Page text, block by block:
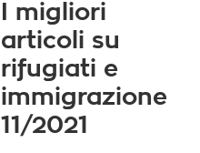
I migliori
articoli su
rifugiati e
immigrazione
11/2021